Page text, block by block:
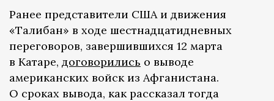
Ранее представители США и движения
«Талибан» в ходе шестнадцатидневных
переговоров, завершившихся 12 марта
в Катаре, договорились о выводе
американских войск из Афганистана.
О сроках вывода, как рассказал тогда